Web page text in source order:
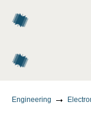
Engineering